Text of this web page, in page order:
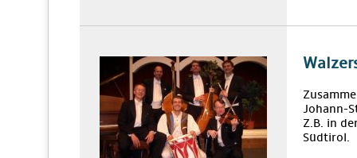
Johann-
Z.B. in
Südtirol.